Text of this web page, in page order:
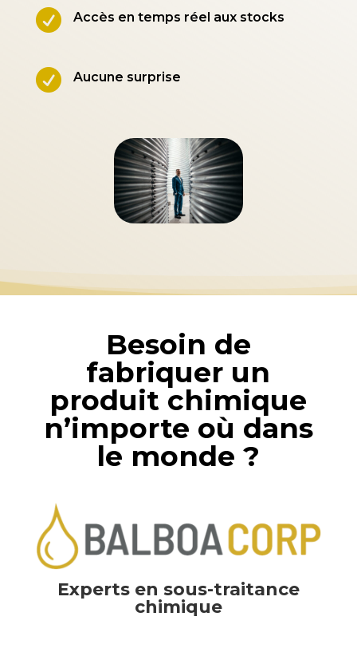
 Accès en temps réel aux stocks
 Aucune surprise
Besoin de
fabriquer un
produit chimique
n’importe où dans
le monde ?
Experts en sous-traitance
chimique